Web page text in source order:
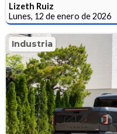
Lizeth Ruiz
Lunes, 12 de enero de 2026
Industria